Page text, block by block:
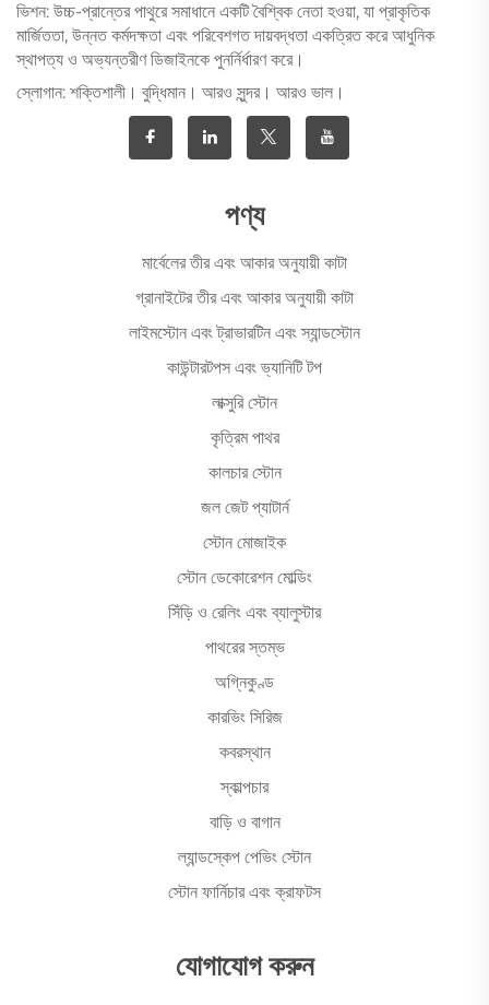
ভিশন: উচ্চ-প্রান্তের পাথুরে সমাধানে একটি বৈশ্বিক নেতা হওয়া, যা প্রাকৃতিক
মার্জিততা, উন্নত কর্মদক্ষতা এবং পরিবেশগত দায়বদ্ধতা একত্রিত করে আধুনিক
স্থাপত্য ও অভ্যন্তরীণ ডিজাইনকে পুনর্নির্ধারণ করে।
স্লোগান: শক্তিশালী। বুদ্ধিমান। আরও সুন্দর। আরও ভাল।
পণ্য
মার্বেলের তীর এবং আকার অনুযায়ী কাটা
গ্রানাইটের তীর এবং আকার অনুযায়ী কাটা
লাইমস্টোন এবং ট্রাভারটিন এবং স্যান্ডস্টোন
কাউন্টারটপস এবং ভ্যানিটি টপ
লাক্সুরি স্টোন
কৃত্রিম পাথর
কালচার স্টোন
জল জেট প্যাটার্ন
স্টোন মোজাইক
স্টোন ডেকোরেশন মোল্ডিং
সিঁড়ি ও রেলিং এবং ব্যালুস্টার
পাথরের স্তম্ভ
অগ্নিকুণ্ড
কারভিং সিরিজ
কবরস্থান
স্কাল্পচার
বাড়ি ও বাগান
ল্যান্ডস্কেপ পেভিং স্টোন
স্টোন ফার্নিচার এবং ক্রাফটস
যোগাযোগ করুন